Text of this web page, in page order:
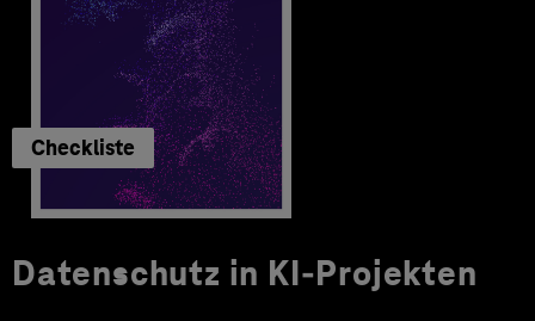
Checkliste
Datenschutz in KI-Projekten